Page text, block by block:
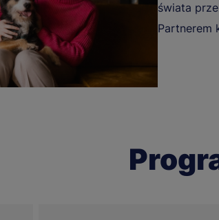
świata
Partnerem